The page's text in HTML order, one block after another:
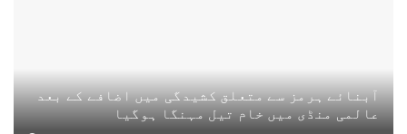
آبنائے ہرمز سے متعلق کشیدگی میں اضافے کے بعد
عالمی منڈی میں خام تیل مہنگا ہوگیا